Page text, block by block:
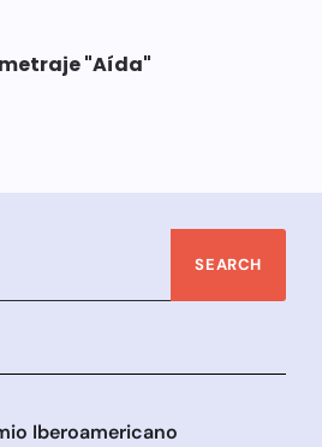
"Aída"
SEARCH
Iberoamericano